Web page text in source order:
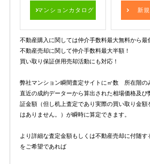
マンションカタログ 新
不動産購入に関しては仲介手数料最大無料から最
不動産売却に関して仲介手数料最大半額！
買い取り保証併用売却活動にも対応！
弊社マンション瞬間査定サイトに㎡数 所在階の
直近の成約データーから算出された相場価格及び
証金額（但し机上査定であり実際の買い取り金額
はありません。）が瞬時に算定できます。
より詳細な査定金額もしくは不動産売却に付随す
をご希望であれば